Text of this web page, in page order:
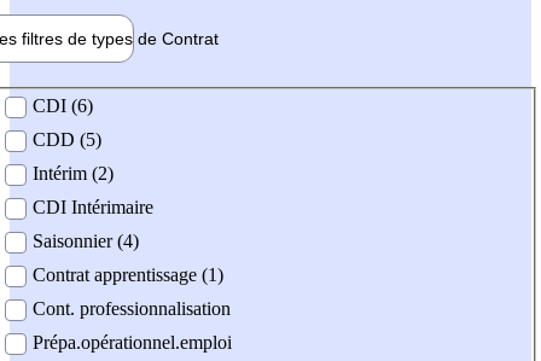
filtres de types de Contrat
contrat
CDI (6)
CDD (5)
Intérim (2)
CDI Intérimaire
Saisonnier (4)
Contrat apprentissage (1)
Cont. professionnalisation
Prépa.opérationnel.emploi